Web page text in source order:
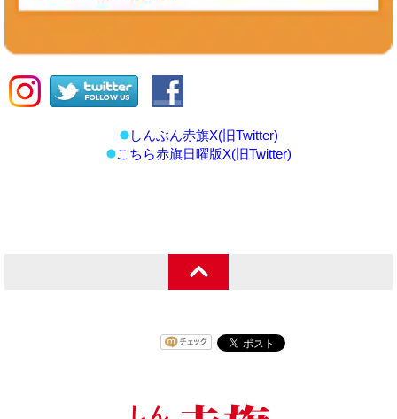
しんぶん赤旗X(旧Twitter)
こちら赤旗日曜版X(旧Twitter)